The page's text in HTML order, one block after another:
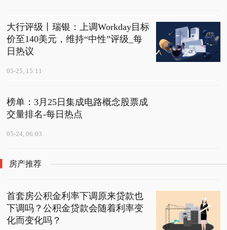
大行评级丨瑞银：上调Workday目标
价至140美元，维持“中性”评级_每
日热议
05-25, 15:11
榜单：3月25日集成电路概念股票成
交量排名-每日热点
05-24, 06:03
房产推荐
首套房公积金利率下调原来贷款也
下调吗？公积金贷款会随着利率变
化而变化吗？